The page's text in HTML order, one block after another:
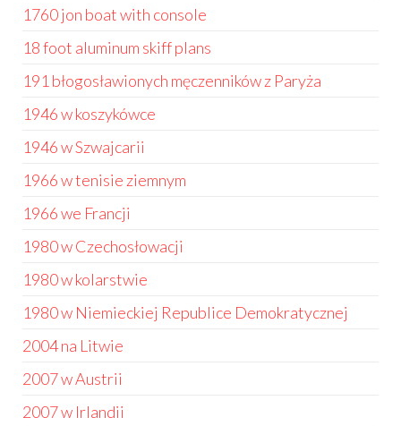
1760 jon boat with console
18 foot aluminum skiff plans
191 błogosławionych męczenników z Paryża
1946 w koszykówce
1946 w Szwajcarii
1966 w tenisie ziemnym
1966 we Francji
1980 w Czechosłowacji
1980 w kolarstwie
1980 w Niemieckiej Republice Demokratycznej
2004 na Litwie
2007 w Austrii
2007 w Irlandii